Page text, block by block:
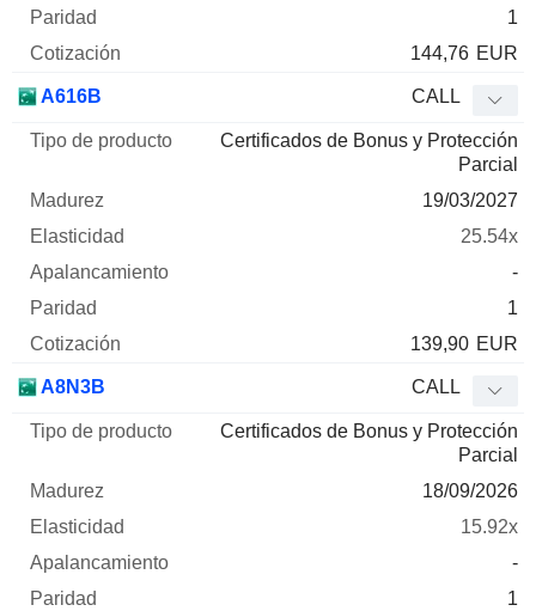
1
144,76 EUR
A616B CALL
Certificados de Bonus y Protección
Parcial
19/03/2027
25.54x
-
1
139,90 EUR
A8N3B CALL
Certificados de Bonus y Protección
Parcial
18/09/2026
15.92x
-
1